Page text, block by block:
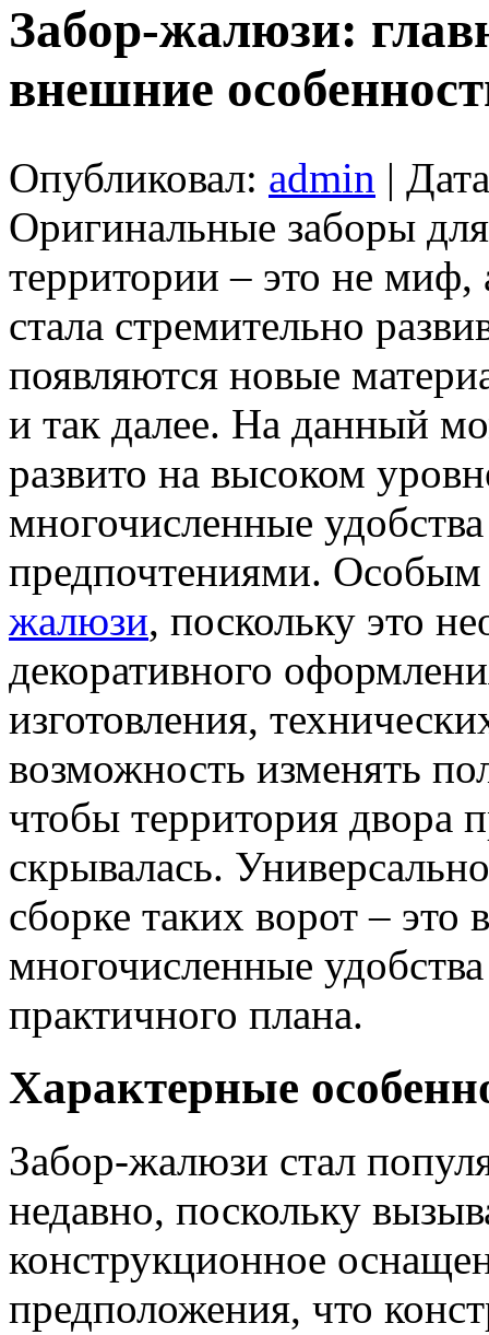
Забор-жалюзи:
внешние
Опубликовал: admin |
Оригинальные заборы
территории – это не миф,
стала стремительно
появляются новые
и так далее. На данный
развито на высоком
многочисленные
предпочтениями. Особым
жалюзи, поскольку это
декоративного
изготовления,
возможность изменять
чтобы территория двора
скрывалась.
сборке таких ворот – это
многочисленные
практичного плана.
Характерные
Забор-жалюзи стал
недавно, поскольку
конструкционное
предположения, что